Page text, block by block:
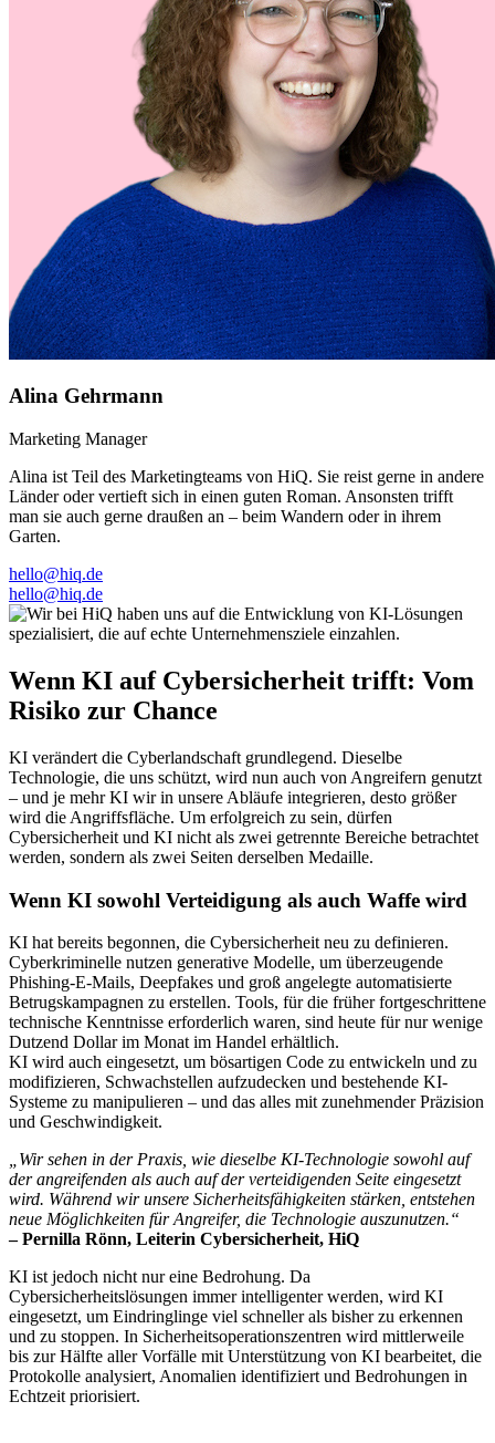
Alina Gehrmann
Marketing Manager
Alina ist Teil des Marketingteams von HiQ. Sie reist gerne in andere
Länder oder vertieft sich in einen guten Roman. Ansonsten trifft
man sie auch gerne draußen an – beim Wandern oder in ihrem
Garten.
hello@hiq.de
hello@hiq.de
Wenn KI auf Cybersicherheit trifft: Vom
Risiko zur Chance
KI verändert die Cyberlandschaft grundlegend. Dieselbe
Technologie, die uns schützt, wird nun auch von Angreifern genutzt
– und je mehr KI wir in unsere Abläufe integrieren, desto größer
wird die Angriffsfläche. Um erfolgreich zu sein, dürfen
Cybersicherheit und KI nicht als zwei getrennte Bereiche betrachtet
werden, sondern als zwei Seiten derselben Medaille.
Wenn KI sowohl Verteidigung als auch Waffe wird
KI hat bereits begonnen, die Cybersicherheit neu zu definieren.
Cyberkriminelle nutzen generative Modelle, um überzeugende
Phishing-E-Mails, Deepfakes und groß angelegte automatisierte
Betrugskampagnen zu erstellen. Tools, für die früher fortgeschrittene
technische Kenntnisse erforderlich waren, sind heute für nur wenige
Dutzend Dollar im Monat im Handel erhältlich.
KI wird auch eingesetzt, um bösartigen Code zu entwickeln und zu
modifizieren, Schwachstellen aufzudecken und bestehende KI-
Systeme zu manipulieren – und das alles mit zunehmender Präzision
und Geschwindigkeit.
„Wir sehen in der Praxis, wie dieselbe KI-Technologie sowohl auf
der angreifenden als auch auf der verteidigenden Seite eingesetzt
wird. Während wir unsere Sicherheitsfähigkeiten stärken, entstehen
neue Möglichkeiten für Angreifer, die Technologie auszunutzen.“
– Pernilla Rönn, Leiterin Cybersicherheit, HiQ
KI ist jedoch nicht nur eine Bedrohung. Da
Cybersicherheitslösungen immer intelligenter werden, wird KI
eingesetzt, um Eindringlinge viel schneller als bisher zu erkennen
und zu stoppen. In Sicherheitsoperationszentren wird mittlerweile
bis zur Hälfte aller Vorfälle mit Unterstützung von KI bearbeitet, die
Protokolle analysiert, Anomalien identifiziert und Bedrohungen in
Echtzeit priorisiert.